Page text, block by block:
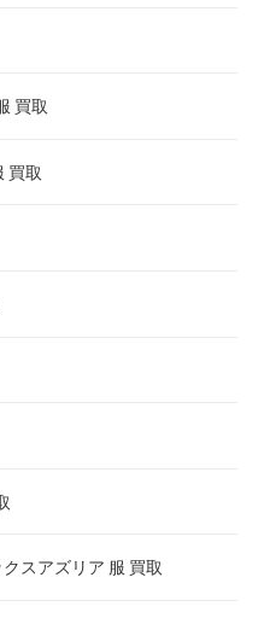
買取
買取
スアズリア 服 買取